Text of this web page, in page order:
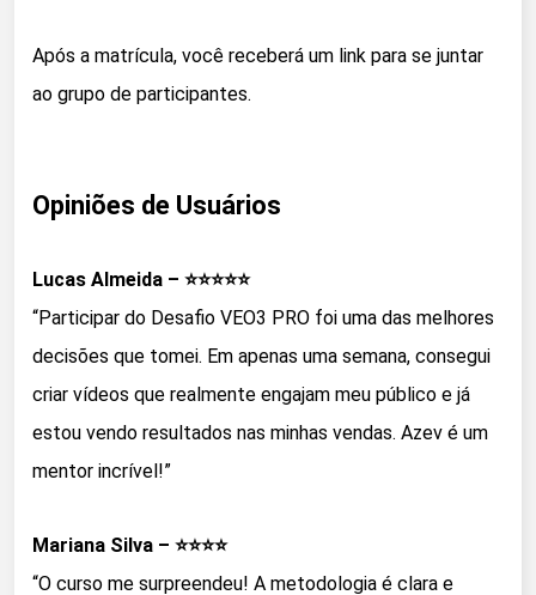
Após a matrícula, você receberá um link para se juntar
ao grupo de participantes.
Opiniões de Usuários
Lucas Almeida – ⭐⭐⭐⭐⭐
“Participar do Desafio VEO3 PRO foi uma das melhores
decisões que tomei. Em apenas uma semana, consegui
criar vídeos que realmente engajam meu público e já
estou vendo resultados nas minhas vendas. Azev é um
mentor incrível!”
Mariana Silva – ⭐⭐⭐⭐
“O curso me surpreendeu! A metodologia é clara e